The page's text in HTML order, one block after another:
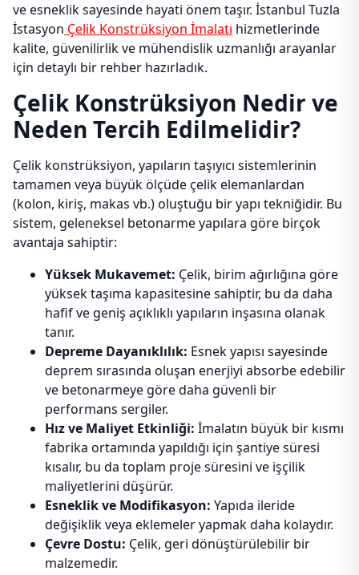
ve esneklik sayesinde hayati önem taşır. İstanbul Tuzla
İstasyon Çelik Konstrüksiyon İmalatı hizmetlerinde
kalite, güvenilirlik ve mühendislik uzmanlığı arayanlar
için detaylı bir rehber hazırladık.
Çelik Konstrüksiyon Nedir ve
Neden Tercih Edilmelidir?
Çelik konstrüksiyon, yapıların taşıyıcı sistemlerinin
tamamen veya büyük ölçüde çelik elemanlardan
(kolon, kiriş, makas vb.) oluştuğu bir yapı tekniğidir. Bu
sistem, geleneksel betonarme yapılara göre birçok
avantaja sahiptir:
Yüksek Mukavemet: Çelik, birim ağırlığına göre
yüksek taşıma kapasitesine sahiptir, bu da daha
hafif ve geniş açıklıklı yapıların inşasına olanak
tanır.
Depreme Dayanıklılık: Esnek yapısı sayesinde
deprem sırasında oluşan enerjiyi absorbe edebilir
ve betonarmeye göre daha güvenli bir
performans sergiler.
Hız ve Maliyet Etkinliği: İmalatın büyük bir kısmı
fabrika ortamında yapıldığı için şantiye süresi
kısalır, bu da toplam proje süresini ve işçilik
maliyetlerini düşürür.
Esneklik ve Modifikasyon: Yapıda ileride
değişiklik veya eklemeler yapmak daha kolaydır.
Çevre Dostu: Çelik, geri dönüştürülebilir bir
malzemedir.